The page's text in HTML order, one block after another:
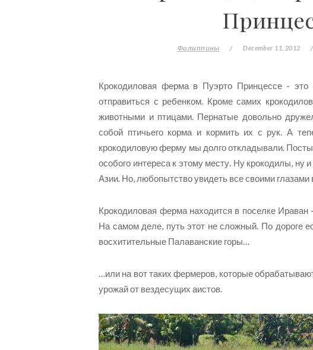
Филиппины / December 11, 2012 /
Крокодиловая ферма в Пуэрто Принцессе -
отправиться с ребенком. Кроме самих
животными и птицами. Пернатые довольно
собой птичьего корма и кормить их с рук. А
крокодиловую ферму мы долго откладывали.
особого интереса к этому месту. Ну крокодилы, ну
Азии. Но, любопытство увидеть все своими глазами
Крокодиловая ферма находится в поселке
На самом деле, путь этот не сложный. По дороге
восхитительные Палаванские горы…
…или на вот таких фермеров, которые
урожай от вездесущих аистов.